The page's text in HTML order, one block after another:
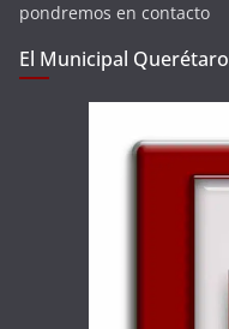
pondremos en contacto
El Municipal Querétaro